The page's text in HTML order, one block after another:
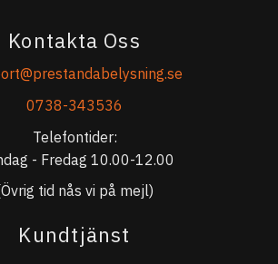
Kontakta Oss
0738-343536
Telefontider:
- Fredag 10.00-12.00
tid nås vi på mejl)
Kundtjänst